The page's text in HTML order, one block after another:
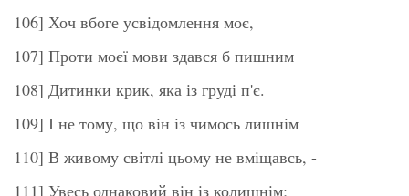
106] Хоч вбоге усвідомлення моє,
107] Проти моєї мови здався б пишним
108] Дитинки крик, яка із груді п'є.
109] І не тому, що він із чимось лишнім
110] В живому світлі цьому не вміщавсь, -
111] Увесь однаковий він із колишнім;